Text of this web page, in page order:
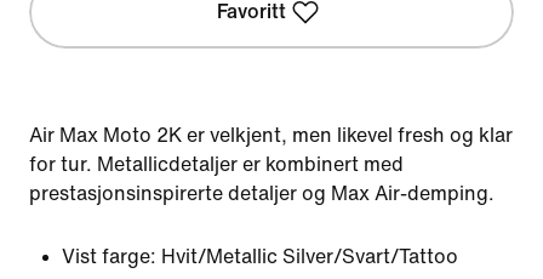
Favoritt
Air Max Moto 2K er velkjent, men likevel fresh og klar
for tur. Metallicdetaljer er kombinert med
prestasjonsinspirerte detaljer og Max Air-demping.
Vist farge: Hvit/Metallic Silver/Svart/Tattoo